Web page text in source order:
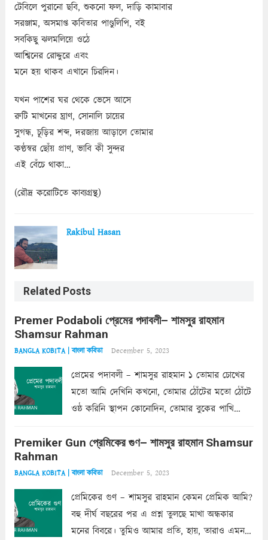
টেবিলে পুরানো ছবি, শুকনো ফল, দাড়ি কামাবার
সরঞ্জাম, অসমাপ্ত কবিতার পাণ্ডুলিপি, বই
সবকিছু ঝলমলিয়ে ওঠে
আশ্বিনের রোদ্দুরে এবং
মনে হয় থাকব এখানে চিরদিন।
যখন পাশের ঘর থেকে ভেসে আসে
রুটি মাখনের ঘ্রাণ, সোনালি চায়ের
সুগন্ধ, চূড়ির শব্দ, দরজায় আড়ালে তোমার
কণ্ঠস্বর ছোঁয় প্রাণ, ভাবি কী সুন্দর
এই বেঁচে থাকা…
(রৌদ্র করোটিতে কাব্যগ্রন্থ)
Rakibul Hasan
Related Posts
Premer Podaboli প্রেমের পদাবলী– শামসুর রাহমান
Shamsur Rahman
BANGLA KOBITA | বাংলা কবিতা December 5, 2023
প্রেমের পদাবলী – শামসুর রাহমান ১ তোমার চোখের
মতো আমি দেখিনি কখনো, তোমার ঠোঁটের মতো ঠোঁটে
ওষ্ঠ করিনি স্থাপন কোনোদিন, তোমার বুকের পাখি
কোথাও কি এরকম ছায়া দেয় ক্লান্তির প্রহরে? মুছে
Premiker Gun প্রেমিকের গুণ– শামসুর রাহমান Shamsur
Rahman
BANGLA KOBITA | বাংলা কবিতা December 5, 2023
প্রেমিকের গুণ – শামসুর রাহমান কেমন প্রেমিক আমি?
বহু দীর্ঘ বছরের পর এ প্রশ্ন তুলছে মাখা অন্ধকার
মনের বিবরে। তুমিও আমার প্রতি, হায়, তারাও এমন